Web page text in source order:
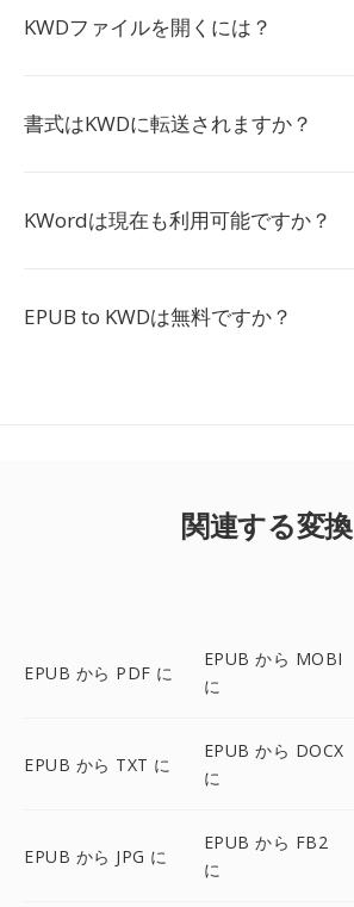
KWDファイルを開くには？
書式はKWDに転送されますか？
KWordは現在も利用可能ですか？
EPUB to KWDは無料ですか？
関連する変換
EPUB から PDF に
EPUB から MOBI
に
EPUB から TXT に
EPUB から DOCX
に
EPUB から JPG に
EPUB から FB2
に